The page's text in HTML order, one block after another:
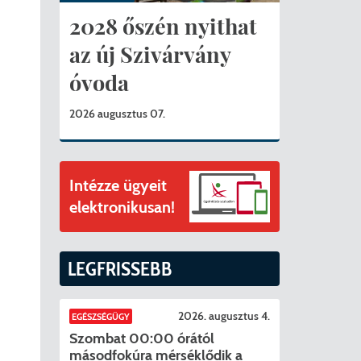
nyert az alábbi projekt vonatkozásában.
2028 őszén nyithat
az új Szivárvány
óvoda
2026 augusztus 07.
Intézze ügyeit
elektronikusan!
LEGFRISSEBB
EGÉSZSÉGÜGY 2026. augusztus 4.
Szombat 00:00 órától
másodfokúra mérséklődik a